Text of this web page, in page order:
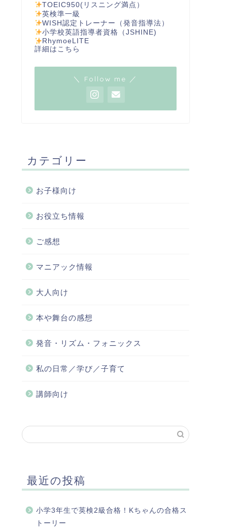
TOEIC950(リスニング満点）
英検準一級
WISH認定トレーナー（発音指導法）
小学校英語指導者資格（JSHINE)
RhymoeLITE
詳細は こちら
＼ Follow me ／
カテゴリー
お子様向け
お役立ち情報
ご感想
マニアック情報
大人向け
本や舞台の感想
発音・リズム・フォニックス
私の日常／学び／子育て
講師向け
最近の投稿
小学3年生で英検2級合格！Kちゃんの合格ス
トーリー